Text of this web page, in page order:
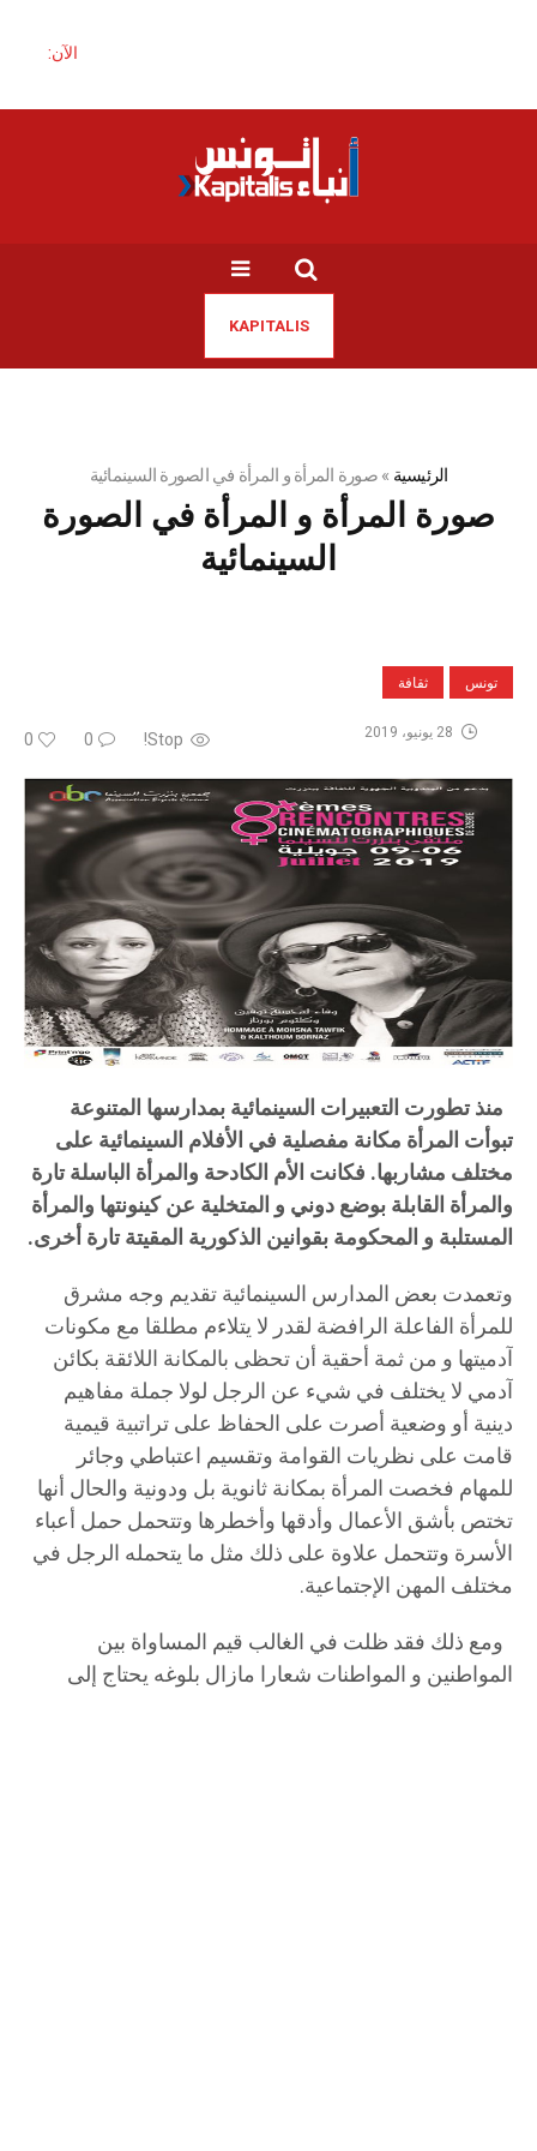
الآن:
KAPITALIS
الرئيسية »صورة المرأة و المرأة في الصورة السينمائية
صورة المرأة و المرأة في الصورة
السينمائية
تونس ثقافة
Stop!
0
0 28 يونيو، 2019
منذ تطورت التعبيرات السينمائية بمدارسها المتنوعة
تبوأت المرأة مكانة مفصلية في الأفلام السينمائية على
مختلف مشاربها. فكانت الأم الكادحة والمرأة الباسلة تارة
والمرأة القابلة بوضع دوني و المتخلية عن كينونتها والمرأة
المستلبة و المحكومة بقوانين الذكورية المقيتة تارة أخرى.
وتعمدت بعض المدارس السينمائية تقديم وجه مشرق
للمرأة الفاعلة الرافضة لقدر لا يتلاءم مطلقا مع مكونات
آدميتها و من ثمة أحقية أن تحظى بالمكانة اللائقة بكائن
آدمي لا يختلف في شيء عن الرجل لولا جملة مفاهيم
دينية أو وضعية أصرت على الحفاظ على تراتبية قيمية
قامت على نظريات القوامة وتقسيم اعتباطي وجائر
للمهام فخصت المرأة بمكانة ثانوية بل ودونية والحال أنها
تختص بأشق الأعمال وأدقها وأخطرها وتتحمل حمل أعباء
الأسرة وتتحمل علاوة على ذلك مثل ما يتحمله الرجل في
مختلف المهن الإجتماعية.
ومع ذلك فقد ظلت في الغالب قيم المساواة بين
المواطنين و المواطنات شعارا مازال بلوغه يحتاج إلى